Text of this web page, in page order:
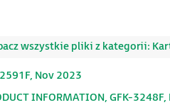
wszystkie pliki z kategorii:
Nov 2023
INFORMATION, GFK-